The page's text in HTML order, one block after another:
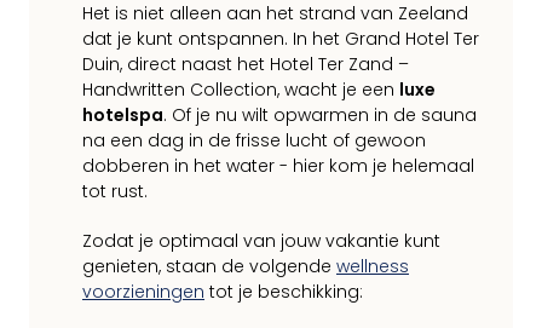
Het is niet alleen aan het strand van Zeeland
dat je kunt ontspannen. In het Grand Hotel Ter
Duin, direct naast het Hotel Ter Zand –
Handwritten Collection, wacht je een luxe
hotelspa. Of je nu wilt opwarmen in de sauna
na een dag in de frisse lucht of gewoon
dobberen in het water - hier kom je helemaal
tot rust.
Zodat je optimaal van jouw vakantie kunt
genieten, staan de volgende wellness
voorzieningen tot je beschikking: